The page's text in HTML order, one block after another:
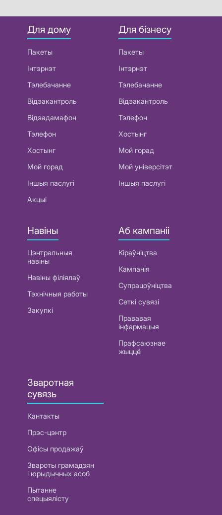
Для дому
Пакеты
Інтэрнэт
Тэлебачанне
Відэакантроль
Відэадамафон
Тэлефон
Хостынг
Мой горад
Іншыя паслугі
Акцыі
Для бізнесу
Пакеты
Інтэрнэт
Тэлебачанне
Відэакантроль
Тэлефон
Хостынг
Мой горад
Мой універсітэт
Іншыя паслугі
Навіны
Цэнтральныя
навіны
Навіны філіялаў
Тэхнічныя работы
Закупкі
Аб кампаніі
Кіраўніцтва
Кампанія
Супрацоўніцтва
Сеткі сувязі
Прававая
інфармацыя
Прафсаюзнае
жыццё
Зваротная
сувязь
Кантакты
Прэс-цэнтр
Офісы продажаў
Звароты грамадзян
і юрыдычных асоб
Пытанне
спецыялісту